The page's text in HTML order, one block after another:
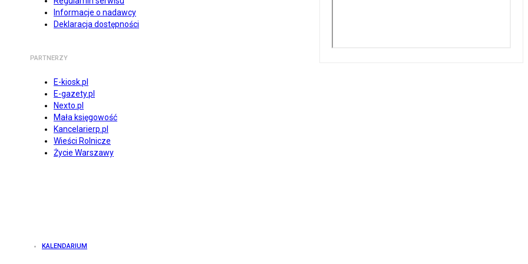
Informacje o nadawcy
Deklaracja dostępności
PARTNERZY
E-kiosk.pl
E-gazety.pl
Nexto.pl
Mała księgowość
Kancelarierp.pl
Wieści Rolnicze
Życie Warszawy
KALENDARIUM